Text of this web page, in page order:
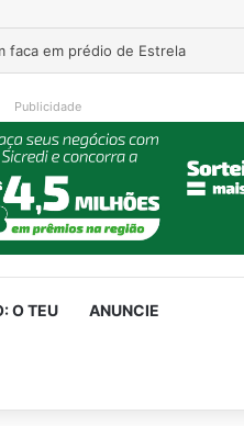
faca em prédio de Estrela
Publicidade
O TEU ANUNCIE